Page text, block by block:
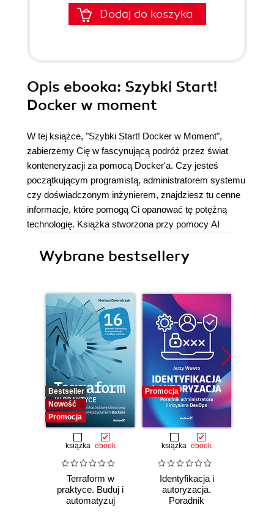
Dodaj do koszyka
Opis ebooka: Szybki Start!
Docker w moment
W tej książce, "Szybki Start! Docker w Moment",
zabierzemy Cię w fascynującą podróż przez świat
konteneryzacji za pomocą Docker'a. Czy jesteś
początkującym programistą, administratorem systemu
czy doświadczonym inżynierem, znajdziesz tu cenne
informacje, które pomogą Ci opanować tę potężną
technologię. Książka stworzona przy pomocy AI
Wybrane bestsellery
Bestseller
Nowość
Promocja
książka ebook
Terraform w
praktyce. Buduj i
automatyzuj
Promocja
książka ebook
Identyfikacja i
autoryzacja.
Poradnik